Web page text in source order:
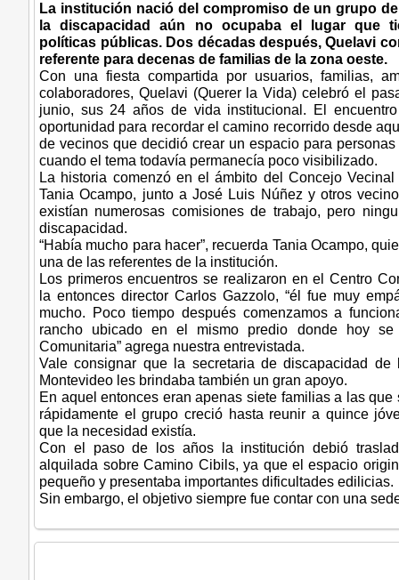
La institución nació del compromiso de un grupo
la discapacidad aún no ocupaba el lugar que
políticas públicas. Dos décadas después, Quelavi
referente para decenas de familias de la zona oeste.
Con una fiesta compartida por usuarios, familias,
colaboradores, Quelavi (Querer la Vida) celebró el
junio, sus 24 años de vida institucional. El
oportunidad para recordar el camino recorrido desde
de vecinos que decidió crear un espacio para
cuando el tema todavía permanecía poco visibilizado.
La historia comenzó en el ámbito del Concejo
Tania Ocampo, junto a José Luis Núñez y otros
existían numerosas comisiones de trabajo, pero
discapacidad.
“Había mucho para hacer”, recuerda Tania Ocampo,
una de las referentes de la institución.
Los primeros encuentros se realizaron en el Centro
la entonces director Carlos Gazzolo, “él fue muy
mucho. Poco tiempo después comenzamos a
rancho ubicado en el mismo predio donde hoy
Comunitaria” agrega nuestra entrevistada.
Vale consignar que la secretaria de discapacidad de
Montevideo les brindaba también un gran apoyo.
En aquel entonces eran apenas siete familias a las que
rápidamente el grupo creció hasta reunir a quince
que la necesidad existía.
Con el paso de los años la institución debió
alquilada sobre Camino Cibils, ya que el espacio
pequeño y presentaba importantes dificultades edilicias.
Sin embargo, el objetivo siempre fue contar con una